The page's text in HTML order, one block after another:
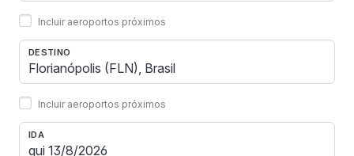
Incluir aeroportos próximos
DESTINO
Incluir aeroportos próximos
IDA